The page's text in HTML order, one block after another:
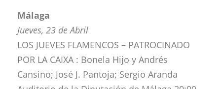
Málaga
Jueves, 23 de Abril
LOS JUEVES FLAMENCOS – PATROCINADO
POR LA CAIXA : Bonela Hijo y Andrés
Cansino; José J. Pantoja; Sergio Aranda